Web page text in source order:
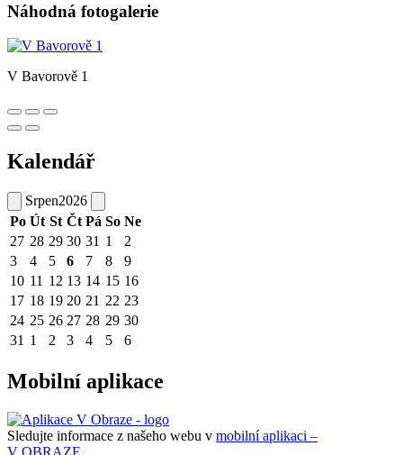
Náhodná fotogalerie
V Bavorově 1
Kalendář
Srpen2026
Po Út St Čt Pá So Ne
27 28 29 30 31 1
2
3
4 5 6 7 8
9
10 11 12 13 14 15 16
17 18 19 20 21 22 23
24 25 26 27 28 29 30
31 1 2 3 4 5 6
Mobilní aplikace
Sledujte informace z našeho webu v mobilní aplikaci –
V OBRAZE.